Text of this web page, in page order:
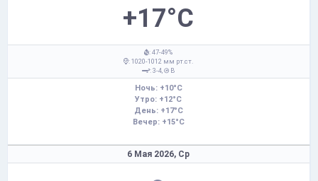
+17°C
: 47-49%
: 1020-1012 мм рт.ст.
: 3-4,
В
Ночь: +10°C
Утро: +12°C
День: +17°C
Вечер: +15°C
6 Мая 2026, Ср